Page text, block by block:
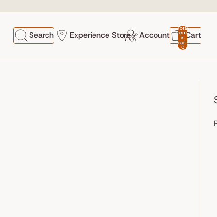
Search Experience Store Account
Total
items
in
cart:
0
Cart